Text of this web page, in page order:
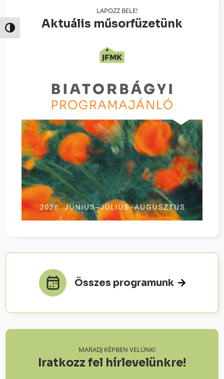
Nagy kontraszt váltása
LAPOZZ BELE!
Aktuális műsorfüzetünk
Összes programunk
MARADJ KÉPBEN VELÜNK!
Iratkozz fel hírlevelünkre!